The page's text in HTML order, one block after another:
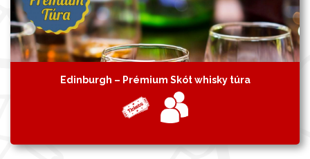
Edinburgh – Prémium Skót whisky túra